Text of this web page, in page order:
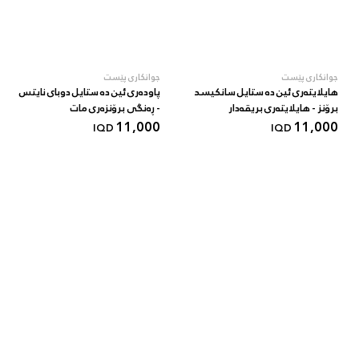
جوانکاری پێست
هایلایتەری ئین دە ستایل سانکیسد
برۆنز - هایلایتەری بریقەدار
11,000
IQD
جوانکاری پێست
پاودەری ئین دە ستایل دوبای نایتس
- ڕەنگی برۆنزەری مات
11,000
IQD